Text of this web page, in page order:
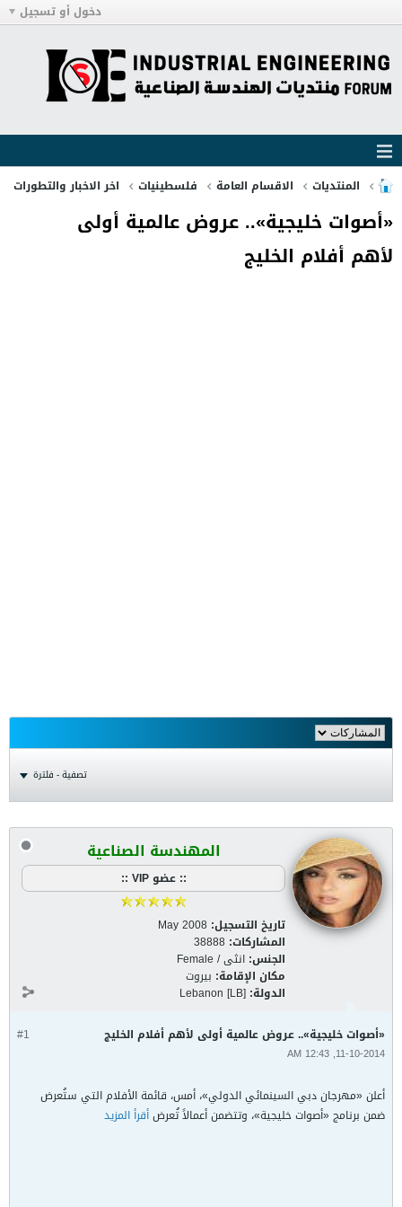
دخول أو تسجيل
المنتديات الاقسام العامة فلسطينيات اخر الاخبار والتطورات
«أصوات خليجية».. عروض عالمية أولى
لأهم أفلام الخليج
تصفية - فلترة
المهندسة الصناعية
:: عضو VIP ::
تاريخ التسجيل: May 2008
المشاركات: 38888
الجنس: انثى / Female
مكان الإقامة: بيروت
الدولة: Lebanon [LB]
#1 «أصوات خليجية».. عروض عالمية أولى لأهم أفلام الخليج
11-10-2014, 12:43 AM
أعلن «مهرجان دبي السينمائي الدولي»، أمس، قائمة الأفلام التي ستُعرض
ضمن برنامج «أصوات خليجية»، وتتضمن أعمالاً تُعرضأقرأ المزيد